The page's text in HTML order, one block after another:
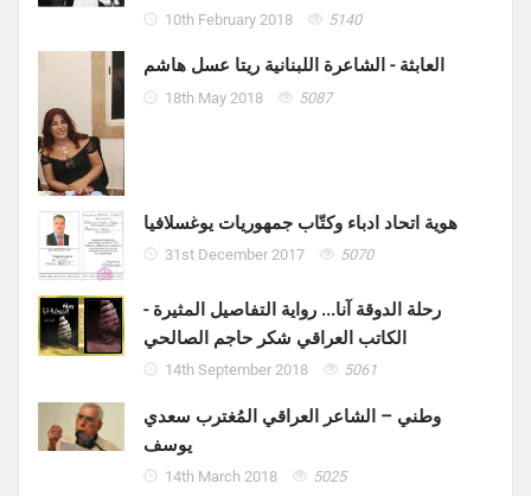
10th February 2018 5140
العابثة - الشاعرة اللبنانية ريتا عسل هاشم
18th May 2018 5087
هوية اتحاد ادباء وكتّاب جمهوريات يوغسلافيا
31st December 2017 5070
رحلة الدوقة آنا... رواية التفاصيل المثيرة -
الكاتب العراقي شكر حاجم الصالحي
14th September 2018 5061
وطني – الشاعر العراقي المُغترب سعدي
يوسف
14th March 2018 5025